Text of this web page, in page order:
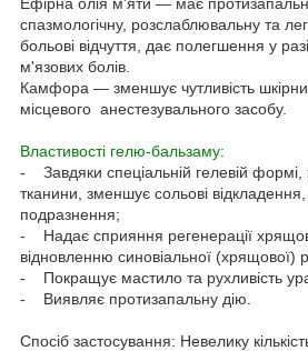
спазмологічну, розслаблювальну та
больові відчуття, дає полегшення у
м'язових болів.
Камфора — зменшує чутливість
місцевого анестезувального засобу.
Властивості гелю-бальзаму:
- Завдяки спеціальній гелевій формі,
тканини, зменшує сольові
подразнення;
- Надає сприяння регенерації
відновленню синовіальної (хрящової)
- Покращує мастило та рухливість
- Виявляє протизапальну дію.
Спосіб застосування: Невелику